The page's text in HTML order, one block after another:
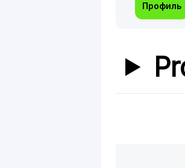
Профиль